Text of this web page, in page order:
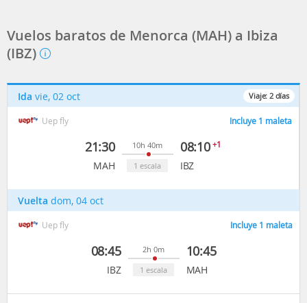
Vuelos baratos de Menorca (MAH) a Ibiza
(IBZ)
Viaje: 2 días
Ida vie, 02 oct
Uep fly Incluye 1 maleta
21:30
MAH
10h 40m
1 escala
08:10+1
IBZ
Vuelta dom, 04 oct
Uep fly Incluye 1 maleta
08:45
IBZ
2h 0m
1 escala
10:45
MAH